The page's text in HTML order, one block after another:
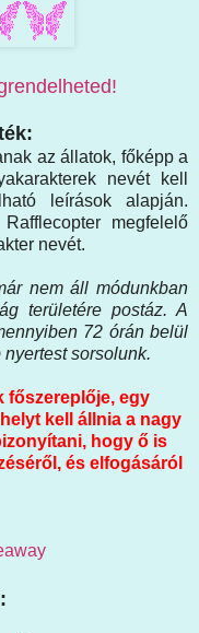
az állatok, főképp a
nevét kell
leírások alapján.
megfelelő
nevét.
nem áll módunkban
területére postáz. A
72 órán belül
sorsolunk.
főszereplője, egy
kell állnia a nagy
hogy ő is
és elfogásáról